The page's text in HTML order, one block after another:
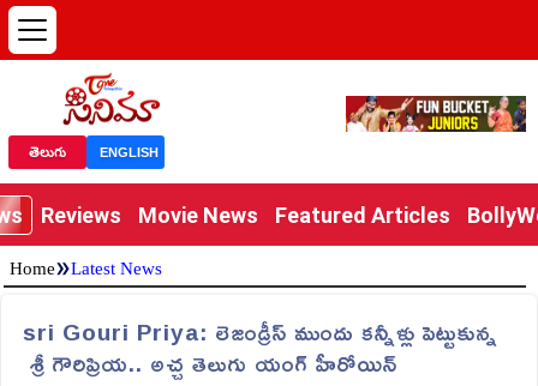
తెలుగు ENGLISH
Reviews Movie News Featured Articles
Home»Latest News
sri Gouri Priya: లెజండ్రీస్ ముందు కన్నీళ్లు పెట్టుకున్న
శ్రీ గౌరిప్రియ.. అచ్చ తెలుగు యంగ్ హీరోయిన్